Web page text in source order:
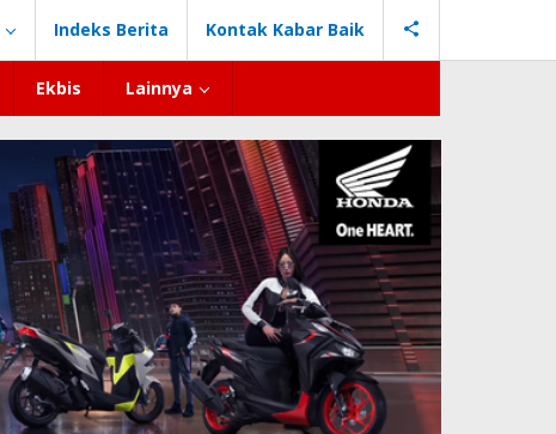
Indeks Berita Kontak Kabar Baik
Ekbis Lainnya